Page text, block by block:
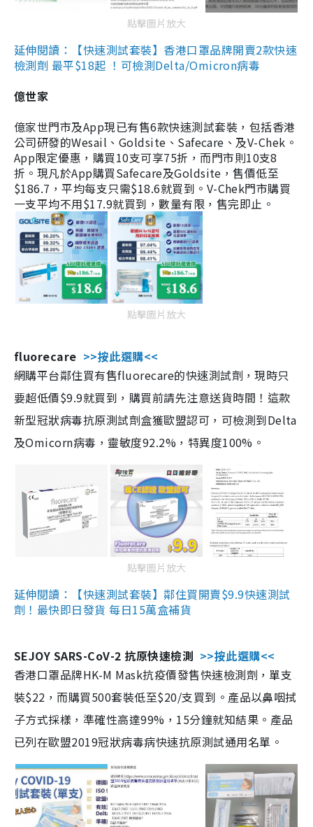
點擊圖片放大
延伸閱讀：【快速測試套裝】香港口罩品牌開賣2款快速
檢測劑 最平$18起 ！可檢測Delta/Omicron病毒
億世家
億家世門市及App現已有售6款快速測試套裝，包括香港
公司研發的Wesail、Goldsite、Safecare、及V-Chek。
App限定優惠，購買10支可享75折，而門市則10支8
折。現凡於App購買Safecare及Goldsite，售價低至
$186.7，平均每支只需$18.6就買到。V-Chek門市購買
一支平均不用$17.9就買到，數量有限，售完即止。
點擊圖片放大
fluorecare >>按此選購<<
網購平台鄰住買有售fluorecare的快速測試劑，現時只
要超低價$9.9就買到，購買前請先注意送貨時間！這款
新型冠狀病毒抗原測試劑盒獲歐盟認可，可檢測到Delta
及Omicorn病毒，靈敏度92.2%，特異度100%。
點擊圖片放大
延伸閱讀：【快速測試套裝】鄰住買開賣$9.9快速測試
劑！最快即日發貨 每日15萬盒補貨
SEJOY SARS-CoV-2 抗原快速檢測 >>按此選購<<
香港口罩品牌HK-M Mask抗疫價發售快速檢測劑，單支
裝$22，而購買500套裝低至$20/支買到。產品以鼻咽拭
子方式採樣，準確性高達99%，15分鐘就知結果。產品
已列在歐盟2019冠狀病毒病快速抗原測試通用名單。